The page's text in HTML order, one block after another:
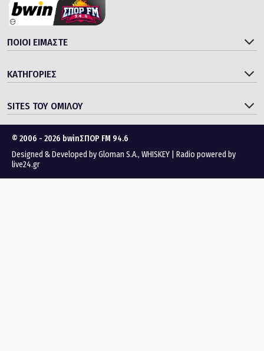
ΠΟΙΟΙ ΕΙΜΑΣΤΕ
ΚΑΤΗΓΟΡΙΕΣ
SITES ΤΟΥ ΟΜΙΛΟΥ
© 2006 - 2026 bwinΣΠΟΡ FM 94.6
Designed & Developed byGloman S.A., WHISKEY
Radio powered by
live24.gr